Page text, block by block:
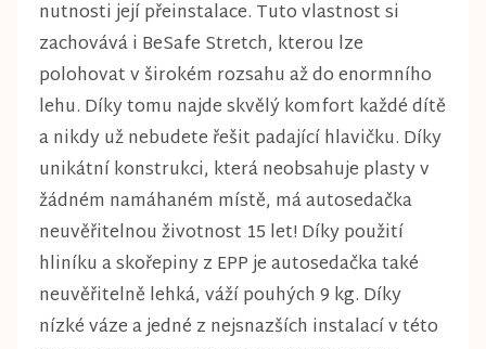
nutnosti její přeinstalace. Tuto vlastnost si
zachovává i BeSafe Stretch, kterou lze
polohovat v širokém rozsahu až do enormního
lehu. Díky tomu najde skvělý komfort každé dítě
a nikdy už nebudete řešit padající hlavičku. Díky
unikátní konstrukci, která neobsahuje plasty v
žádném namáhaném místě, má autosedačka
neuvěřitelnou životnost 15 let! Díky použití
hliníku a skořepiny z EPP je autosedačka také
neuvěřitelně lehká, váží pouhých 9 kg. Díky
nízké váze a jedné z nejsnazších instalací v této